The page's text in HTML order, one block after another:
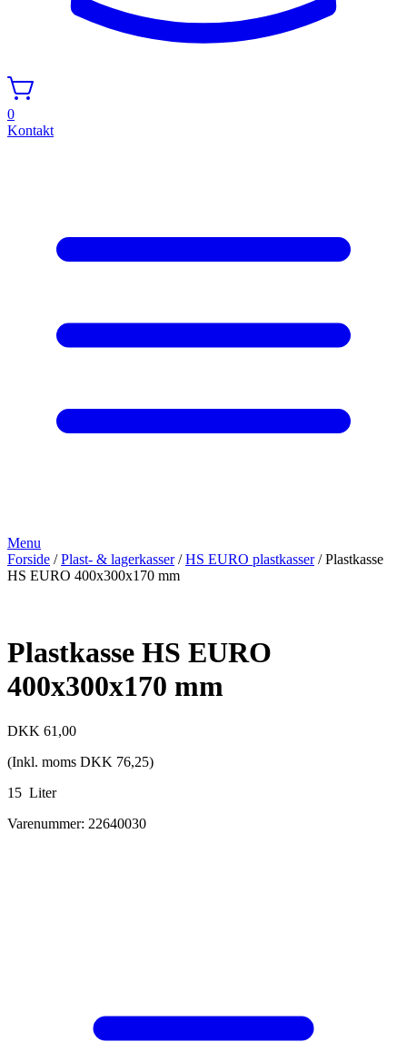
0
Kontakt
Menu
Forside /Plast- & lagerkasser/HS EURO plastkasser/ Plastkasse
HS EURO 400x300x170 mm
Plastkasse HS EURO
400x300x170 mm
DKK 61,00
(Inkl. moms DKK 76,25)
15 Liter
Varenummer: 22640030